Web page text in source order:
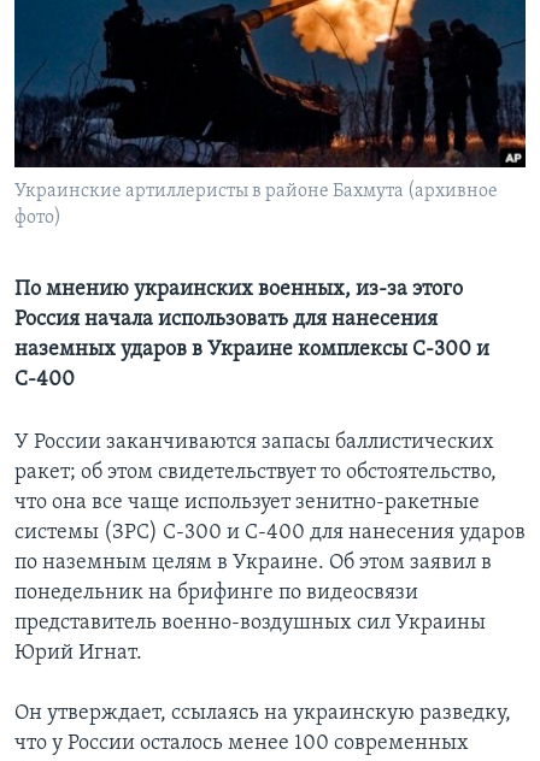
Learning English
СОЦИАЛЬНЫЕ СЕТИ
Языки
Украинские артиллеристы в районе Бахмута (архивное
фото)
По мнению украинских военных, из-за этого
Россия начала использовать для нанесения
наземных ударов в Украине комплексы С-300 и
С-400
У России заканчиваются запасы баллистических
ракет; об этом свидетельствует то обстоятельство,
что она все чаще использует зенитно-ракетные
системы (ЗРС) С-300 и С-400 для нанесения ударов
по наземным целям в Украине. Об этом заявил в
понедельник на брифинге по видеосвязи
представитель военно-воздушных сил Украины
Юрий Игнат.
Он утверждает, ссылаясь на украинскую разведку,
что у России осталось менее 100 современных